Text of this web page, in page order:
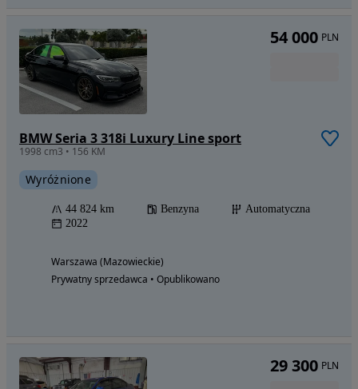
BMW Seria 3 318i Luxury Line sport
1998 cm3 • 156 KM
Wyróżnione
44 824 km Benzyna
Automatyczna
2022
Warszawa (Mazowieckie)
Prywatny sprzedawca • Opublikowano
54 000 PLN
29 300 PLN